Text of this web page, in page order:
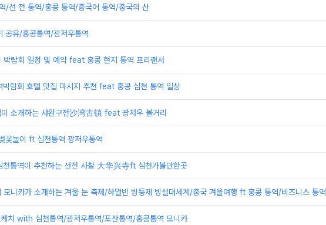
/선 전 통역/홍콩 통역/중국어 통역/중국의 산
공유/홍콩통역/광저우통역
람회 일정 및 예약 feat 홍콩 현지 통역 프리랜서
박람회 호텔 맛집 마시지 추천 feat 홍콩 심천 통역 일상
소개하는 샤완구전沙湾古镇 feat 광저우 볼거리
꽃놀이 ft 심천통역 광저우통역
천통역이 추천하는 선전 사찰 大华兴寺ft 심천가볼만한곳
모니카가 소개하는 겨울 눈 축제/하얼빈 빙등제 빙설대세계/중국 겨울여행 ft 홍콩 통역/비즈니스 통역
치 with 심천통역/광저우통역/포산통역/홍콩통역 모니카